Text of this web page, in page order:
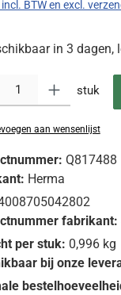
BTW en excl.
in 3 dagen,
Voer de
stuk
aan wensenlijst
Q817488
Herma
fabrikant:
per stuk: 0,996 kg
bij onze